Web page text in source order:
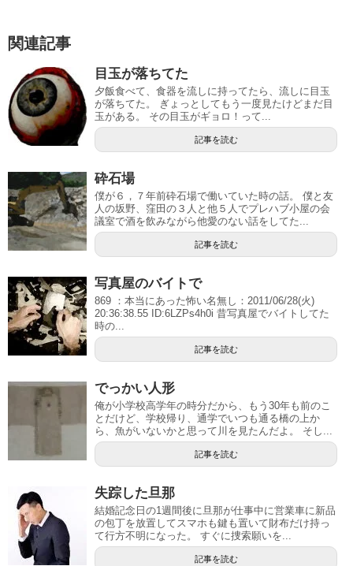
関連記事
目玉が落ちてた
夕飯食べて、食器を流しに持ってたら、流しに目玉
が落ちてた。 ぎょっとしてもう一度見たけどまだ目
玉がある。 その目玉がギョロ！って...
記事を読む
砕石場
僕が６，７年前砕石場で働いていた時の話。 僕と友
人の坂野、窪田の３人と他５人でプレハブ小屋の会
議室で酒を飲みながら他愛のない話をしてた...
記事を読む
写真屋のバイトで
869 ：本当にあった怖い名無し：2011/06/28(火)
20:36:38.55 ID:6LZPs4h0i 昔写真屋でバイトしてた
時の...
記事を読む
でっかい人形
俺が小学校高学年の時分だから、もう30年も前のこ
とだけど、学校帰り、通学でいつも通る橋の上か
ら、魚がいないかと思って川を見たんだよ。 そし...
記事を読む
失踪した旦那
結婚記念日の1週間後に旦那が仕事中に営業車に新品
の包丁を放置してスマホも鍵も置いて財布だけ持っ
て行方不明になった。 すぐに捜索願いを...
記事を読む